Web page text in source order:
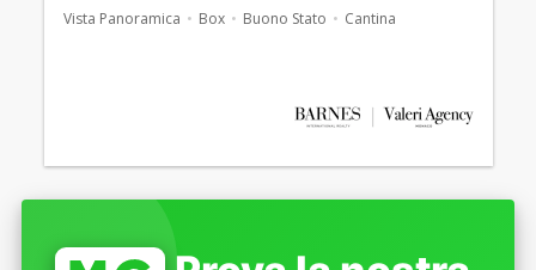
Vista Panoramica Box Buono Stato Cantina